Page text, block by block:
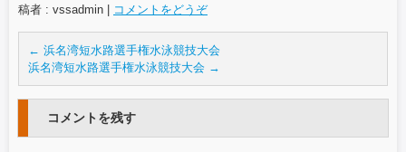
稿者 : vssadmin
コメントをどうぞ
← 浜名湾短水路選手権水泳競技大会
浜名湾短水路選手権水泳競技大会 →
コメントを残す